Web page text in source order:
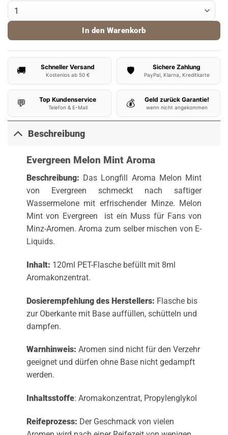
Evergreen Aroma Melon Mint 8ml Menge
In den Warenkorb
🚚 Schneller Versand
Kostenlos ab 50 € 🛡️ Sichere Zahlung
PayPal, Klarna, Kreditkarte
💬 Top Kundenservice
Telefon & E-Mail 💰 Geld zurück Garantie!
wenn nicht angekommen
Beschreibung
Evergreen Melon Mint Aroma
Beschreibung: Das Longfill Aroma Melon Mint
von Evergreen schmeckt nach saftiger
Wassermelone mit erfrischender Minze. Melon
Mint von Evergreen ist ein Muss für Fans von
Minz-Aromen. Aroma zum selber mischen von E-
Liquids.
Inhalt: 120ml PET-Flasche befüllt mit 8ml
Aromakonzentrat.
Dosierempfehlung des Herstellers: Flasche bis
zur Oberkante mit Base auffüllen, schütteln und
dampfen.
Warnhinweis: Aromen sind nicht für den Verzehr
geeignet und dürfen ohne Base nicht gedampft
werden.
Inhaltsstoffe: Aromakonzentrat, Propylenglykol
Reifeprozess: Der Geschmack von vielen